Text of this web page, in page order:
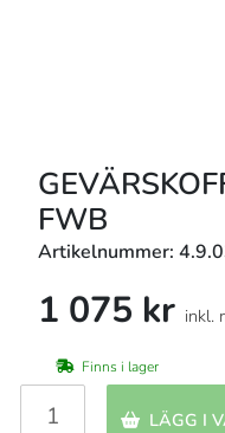
FWB
Artikelnummer:
1 075 kr inkl.
Finns i lager
LÄGG I